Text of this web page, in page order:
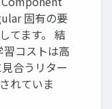
固有の要
てます。 結
コストは高
合うリター
れていま